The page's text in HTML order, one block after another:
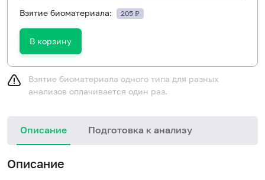
Взятие биоматериала: 205 ₽
В корзину
Взятие биоматериала одного типа для разных
анализов оплачивается один раз.
Описание Подготовка к анализу
Описание